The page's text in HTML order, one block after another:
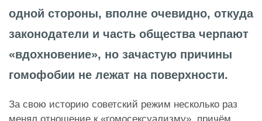
одной стороны, вполне очевидно, откуда
законодатели и часть общества черпают
«вдохновение», но зачастую причины
гомофобии не лежат на поверхности.
За свою историю советский режим несколько раз
менял отношение к «гомосексуализму», причём